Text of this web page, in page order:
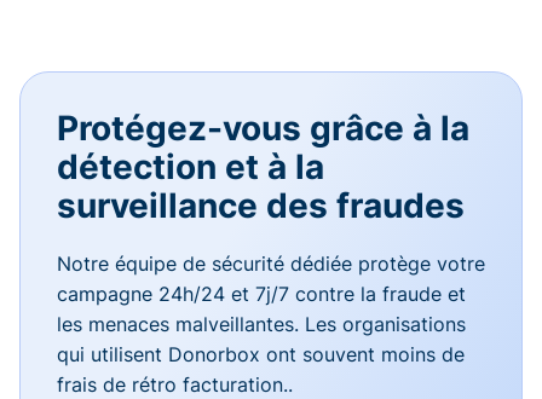
Protégez-vous grâce à la
détection et à la
surveillance des fraudes
Notre équipe de sécurité dédiée protège votre
campagne 24h/24 et 7j/7 contre la fraude et
les menaces malveillantes. Les organisations
qui utilisent Donorbox ont souvent moins de
frais de rétro facturation..